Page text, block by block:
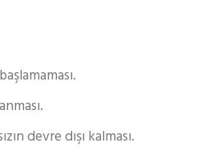
devre dışı kalması.